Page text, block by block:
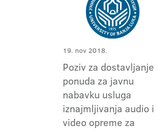
19. nov 2018.
Poziv za dostavljanje
ponuda za javnu
nabavku usluga
iznajmljivanja audio i
video opreme za